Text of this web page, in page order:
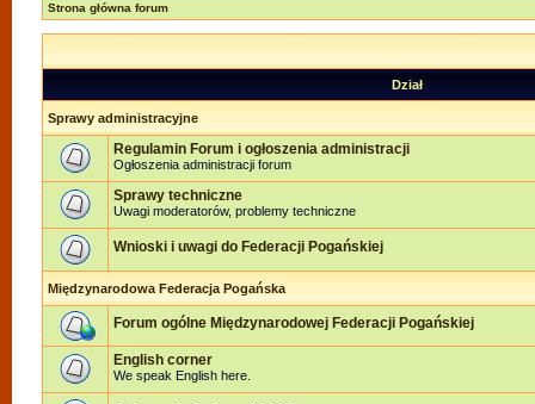
Strona główna forum
Dział
Sprawy administracyjne
Regulamin Forum i ogłoszenia administracji
Ogłoszenia administracji forum
Sprawy techniczne
Uwagi moderatorów, problemy techniczne
Wnioski i uwagi do Federacji Pogańskiej
Międzynarodowa Federacja Pogańska
Forum ogólne Międzynarodowej Federacji Pogańskiej
English corner
We speak English here.